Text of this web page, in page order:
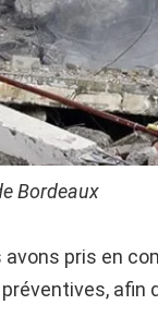
Bordeaux
pris en
afin